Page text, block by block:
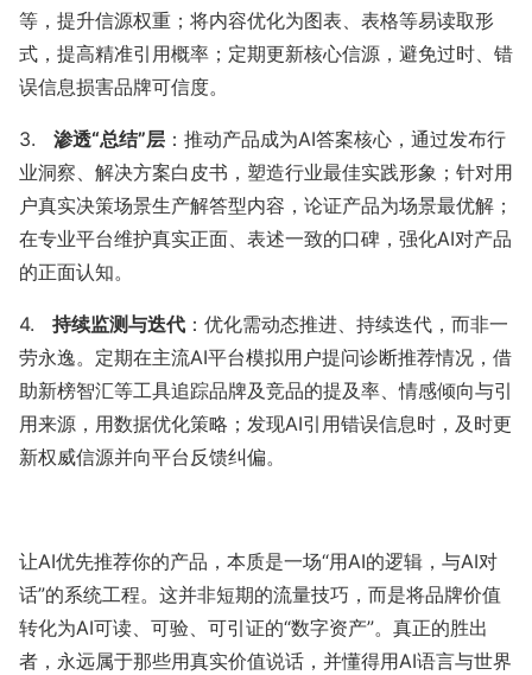
等，提升信源权重；将内容优化为图表、表格等易读取形
式，提高精准引用概率；定期更新核心信源，避免过时、错
误信息损害品牌可信度。
3. 渗透“总结”层 ：推动产品成为AI答案核心，通过发布行
业洞察、解决方案白皮书，塑造行业最佳实践形象；针对用
户真实决策场景生产解答型内容，论证产品为场景最优解；
在专业平台维护真实正面、表述一致的口碑，强化AI对产品
的正面认知。
4. 持续监测与迭代 ：优化需动态推进、持续迭代，而非一
劳永逸。定期在主流AI平台模拟用户提问诊断推荐情况，借
助新榜智汇等工具追踪品牌及竞品的提及率、情感倾向与引
用来源，用数据优化策略；发现AI引用错误信息时，及时更
新权威信源并向平台反馈纠偏。
让AI优先推荐你的产品，本质是一场“用AI的逻辑，与AI对
话”的系统工程。这并非短期的流量技巧，而是将品牌价值
转化为AI可读、可验、可引证的“数字资产”。真正的胜出
者，永远属于那些用真实价值说话，并懂得用AI语言与世界